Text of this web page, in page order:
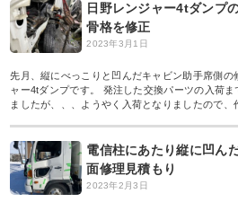
日野レンジャー4tダンプ
骨格を修正
2023年3月1日
先月、縦にべっこりと凹んだキャビン助手席側の
ャー4tダンプです。 発注した交換パーツの入荷
ましたが、、、ようやく入荷となりましたので、
電信柱にあたり縦に凹ん
面修理見積もり
2023年2月3日